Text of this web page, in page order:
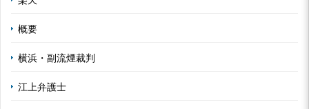
概要
横浜・副流煙裁判
江上弁護士